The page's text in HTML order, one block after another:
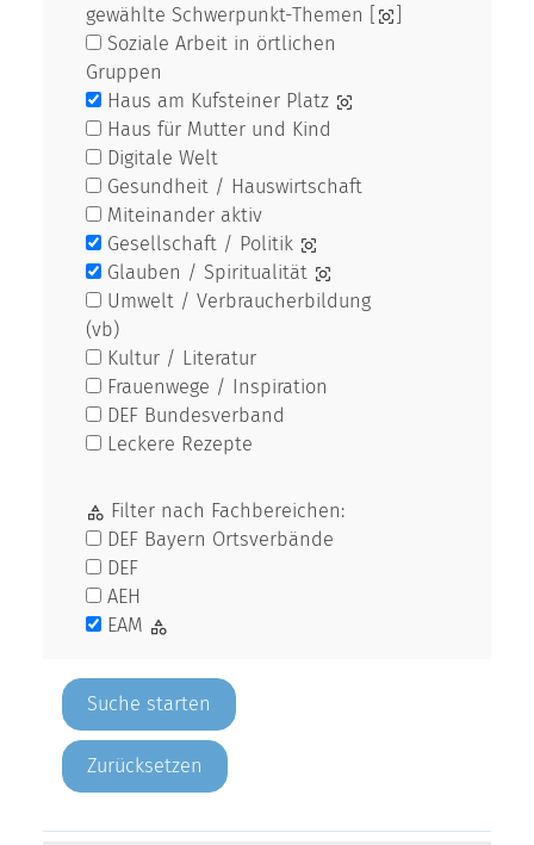
gewählte Schwerpunkt-Themen [
Soziale Arbeit in örtlichen
Gruppen
Haus am Kufsteiner Platz
Haus für Mutter und Kind
Digitale Welt
Gesundheit / Hauswirtschaft
Miteinander aktiv
Gesellschaft / Politik
Glauben / Spiritualität
Umwelt / Verbraucherbildung
(vb)
Kultur / Literatur
Frauenwege / Inspiration
DEF Bundesverband
Leckere Rezepte
Filter nach Fachbereichen:
DEF Bayern Ortsverbände
DEF
AEH
EAM
Zurücksetzen